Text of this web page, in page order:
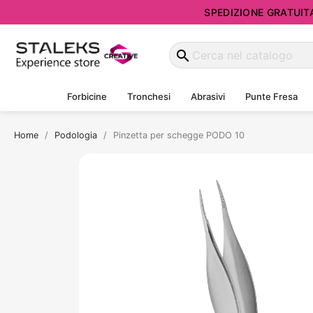
SPEDIZIONE
search
Forbicine Tronchesi Abrasivi Punte Fresa
Home Podologia Pinzetta per schegge PODO 10